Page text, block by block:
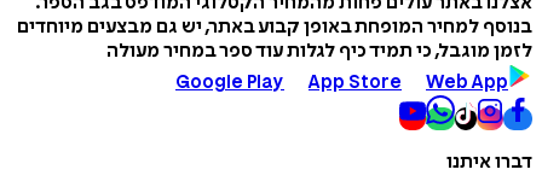
בנוסף למחיר המופחת באופן קבוע באתר, יש גם מבצעים מיוחדים
לזמן מוגבל, כי תמיד כיף לגלות עוד ספר במחיר מעולה
Google Play
App Store Web App
דברו איתנו